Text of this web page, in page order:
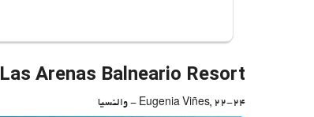
Las Arenas Balneario Resort
Eugenia Viñes, 22-24 - والنسیا